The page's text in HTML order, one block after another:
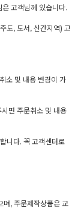
고객님께 있습니다.
도, 도서, 산간지역) 고
소 및 내용 변경이 가
시면 주문취소 및 내용
니다. 꼭 고객센터로
, 주문제작상품은 교